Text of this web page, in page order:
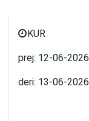
KUR
prej: 12-06-2026
deri: 13-06-2026